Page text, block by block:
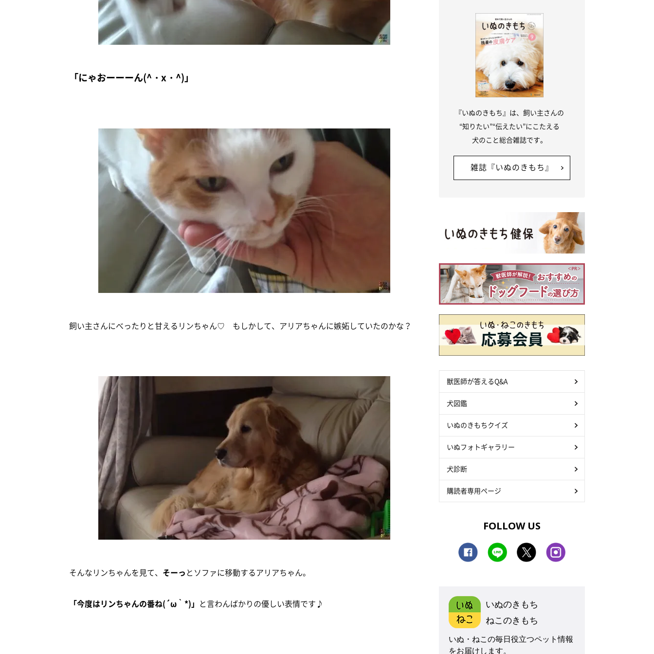
「にゃおーーーん(^・x・^)」
飼い主さんにべったりと甘えるリンちゃん♡ もしかして、アリアちゃんに嫉妬していたのかな？
そんなリンちゃんを見て、 そーっ とソファに移動するアリアちゃん。
「今度はリンちゃんの番ね(´ω｀*)」 と言わんばかりの優しい表情です♪
『いぬのきもち』は、飼い主さんの
“知りたい”“伝えたい”にこたえる
犬のこと総合雑誌です。
雑誌『いぬのきもち』
獣医師が答えるQ&A
犬図鑑
いぬのきもちクイズ
いぬフォトギャラリー
犬診断
購読者専用ページ
FOLLOW US
いぬのきもち
ねこのきもち
いぬ・ねこの毎日役立つペット情報
をお届けします。